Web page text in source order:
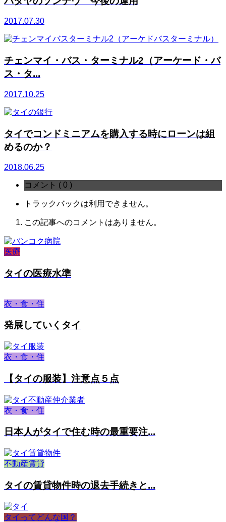
2017.07.30
チェンマイ・バス・ターミナル2（アーケード・バ
ス・タ...
2017.10.25
タイでコンドミニアムを購入する時にローンは組
めるのか？
2018.06.25
コメント ( 0 )
トラックバックは利用できません。
この記事へのコメントはありません。
医療
タイの医療水準
衣・食・住
発展していくタイ
衣・食・住
【タイの服装】注意点５点
衣・食・住
日本人がタイで住む時の最重要注...
不動産賃貸
タイの賃貸物件時の退去手続きと...
タイってどんな国？